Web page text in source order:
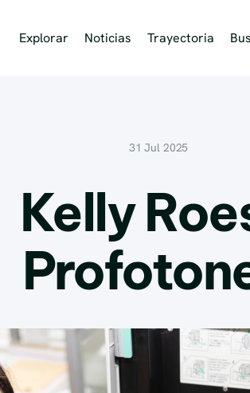
Explorar Noticias Trayectoria
31 Jul 2025
Kelly